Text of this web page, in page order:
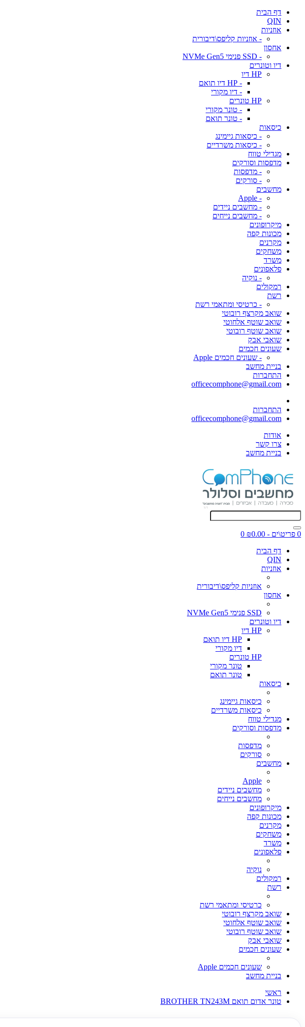
דף הבית
QIN
אוזניות
- אוזניות קליפס\דיבורית
אחסון
- SSD פנימי NVMe Gen5
דיו וטונרים
HP דיו
- HP דיו תואם
- דיו מקורי
HP טונרים
- טונר מקורי
- טונר תואם
כיסאות
- כיסאות גיימינג
- כיסאות משרדיים
מגדילי טווח
מדפסות וסורקים
- מדפסות
- סורקים
מחשבים
- Apple
- מחשבים ניידים
- מחשבים נייחים
מיקרופונים
מכונות קפה
מקרנים
משחקים
משרד
פלאפונים
- נוקיה
רמקולים
רשת
- כרטיסי ומתאמי רשת
שואב מקרצף רובוטי
שואב שוטף אלחוטי
שואב שוטף רובוטי
שואבי אבק
שעונים חכמים
- שעונים חכמים Apple
בניית מחשב
התחברות
officecomphone@gmail.com
התחברות
officecomphone@gmail.com
אודות
צרו קשר
בניית מחשב
0 פריט\ים - ₪0.00
0
דף הבית
QIN
אוזניות
אוזניות קליפס\דיבורית
אחסון
SSD פנימי NVMe Gen5
דיו וטונרים
HP דיו
HP דיו תואם
דיו מקורי
HP טונרים
טונר מקורי
טונר תואם
כיסאות
כיסאות גיימינג
כיסאות משרדיים
מגדילי טווח
מדפסות וסורקים
מדפסות
סורקים
מחשבים
Apple
מחשבים ניידים
מחשבים נייחים
מיקרופונים
מכונות קפה
מקרנים
משחקים
משרד
פלאפונים
נוקיה
רמקולים
רשת
כרטיסי ומתאמי רשת
שואב מקרצף רובוטי
שואב שוטף אלחוטי
שואב שוטף רובוטי
שואבי אבק
שעונים חכמים
שעונים חכמים Apple
בניית מחשב
ראשי
טונר אדום תואם BROTHER TN243M